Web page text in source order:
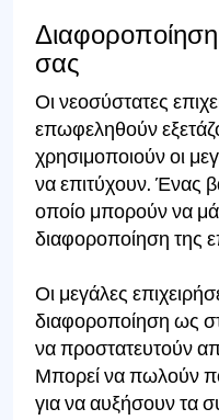
σας
Οι νεοσύστατες
επωφεληθούν
χρησιμοποιούν οι
να επιτύχουν. Ένας
οποίο μπορούν να
διαφοροποίηση της
Οι μεγάλες
διαφοροποίηση ως
να προστατευτούν
Μπορεί να πωλούν
για να αυξήσουν τα